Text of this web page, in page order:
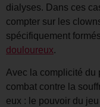
dialyses. Dans ces
compter sur les
spécifiquement
douloureux.
Avec la complicité du
combat contre la
eux : le pouvoir du